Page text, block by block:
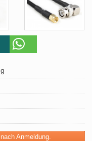
Anmeldung.